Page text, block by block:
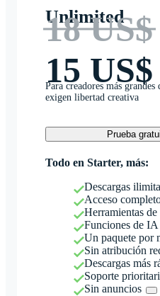
Unlimited
18 US$
15 US$
Para creadores más
exigen libertad creativa
Prueba
Todo en Starter, más:
Descargas
Acceso
Herramientas
Funciones de
Un paquete por
Sin atribución
Descargas más
Soporte
Sin anuncios